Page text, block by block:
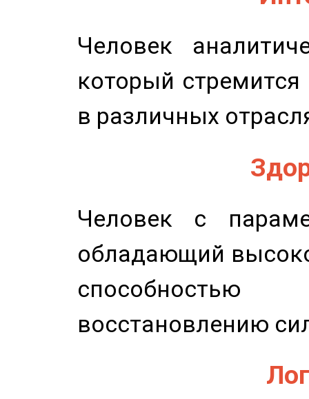
Человек
который
в различных
Человек с
обладающий
восстановлению